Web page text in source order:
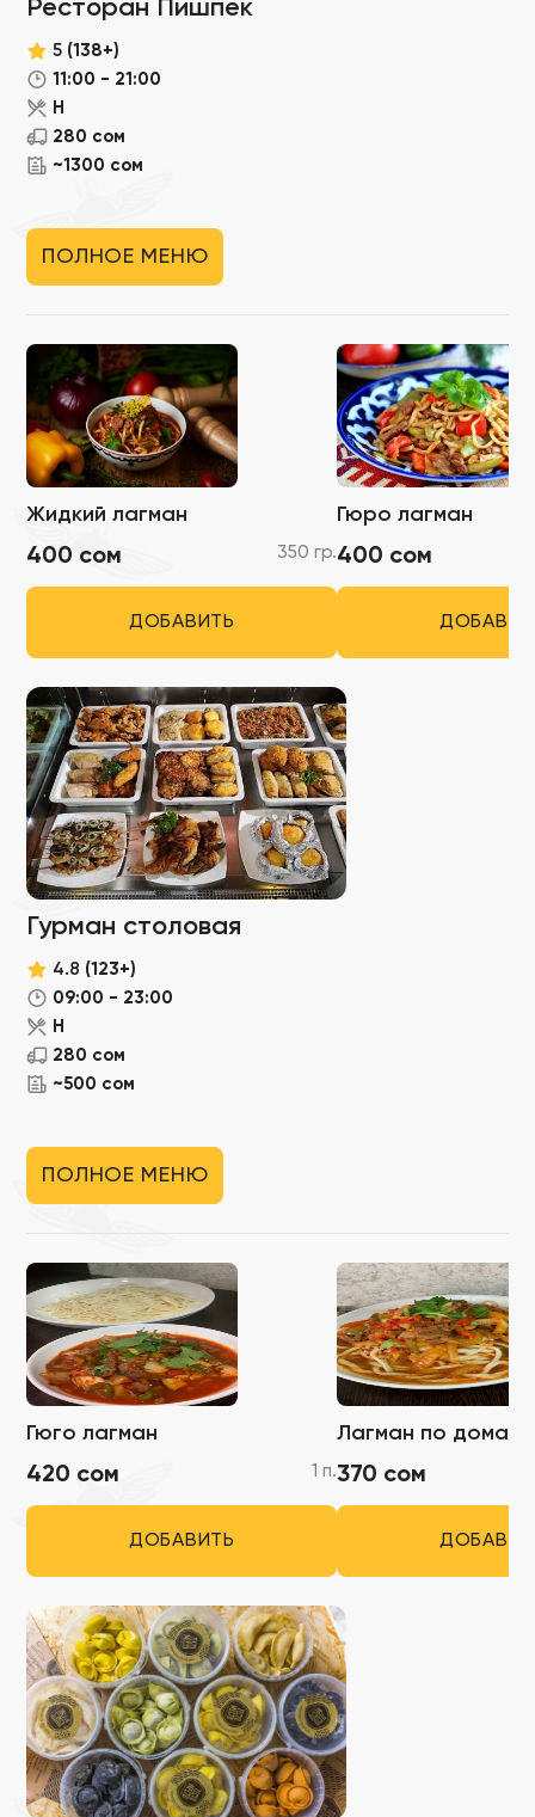
Ресторан Пишпек
5 (138+)
11:00 - 21:00
Н
280 сом
~1300 сом
ПОЛНОЕ МЕНЮ
Жидкий лагман
400 сом 350 гр.
ДОБАВИТЬ
Гюро лагман
400 сом
Гурман столовая
4.8 (123+)
09:00 - 23:00
Н
280 сом
~500 сом
ПОЛНОЕ МЕНЮ
Гюго лагман
420 сом 1 п.
ДОБАВИТЬ
Лагман по
370 сом